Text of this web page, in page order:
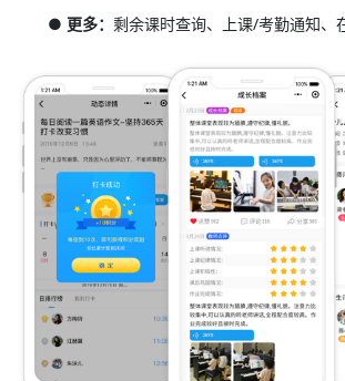
● 更多：剩余课时查询、上课/考勤通知